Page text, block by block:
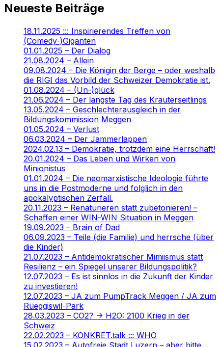
Neueste Beiträge
18.11.2025 ::: Inspirierendes Treffen von
(Comedy-)Giganten
01.01.2025 – Der Dialog
21.08.2024 – Allein
09.08.2024 – Die Königin der Berge – oder weshalb
die RIGI das Vorbild der Schweizer Demokratie ist.
01.08.2024 – (Un-)glück
21.06.2024 – Der längste Tag des Kräuterseitlings
13.05.2024 – Geschlechterausgleich in der
Bildungskommission Meggen
01.05.2024 – Verlust
06.03.2024 – Der Jammerlappen
2024.02.13 – Demokratie, trotzdem eine Herrschaft!
20.01.2024 – Das Leben und Wirken von
Minionistus
01.01.2024 – Die neomarxistische Ideologie führte
uns in die Postmoderne und folglich in den
apokalyptischen Zerfall.
20.11.2023 – Renaturieren statt zubetonieren! –
Schaffen einer WIN-WIN Situation in Meggen
19.09.2023 – Brain of Dad
06.09.2023 – Teile (die Familie) und herrsche (über
die Kinder)
21.07.2023 – Antidemokratischer Mimiismus statt
Resilienz – ein Spiegel unserer Bildungspolitik?
12.07.2023 – Es ist sinnlos in die Zukunft der Kinder
zu investieren!
12.07.2023 – JA zum PumpTrack Meggen / JA zum
Rüeggiswil-Park
28.03.2023 – CO2? -> H2O: 2100 Krieg in der
Schweiz
22.02.2023 – KONKRET.talk ::: WHO
15.02.2023 – Autofreie Stadt Luzern – aber bitte